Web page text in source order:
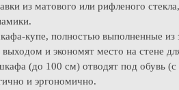
из матового или рифленого
купе, полностью выполненные из
и экономят место на стене
(до 100 см) отводят под
и эргономично.